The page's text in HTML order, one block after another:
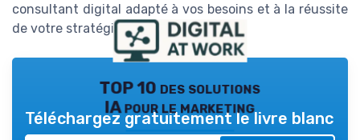
consultant digital adapté à vos besoins et à la réussite
de votre stratégie digitale.
TOP 10 des solutions
IA pour le marketing
Téléchargez gratuitement le livre blanc